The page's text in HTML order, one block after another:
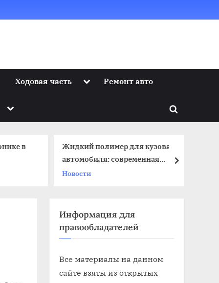
Ходовая часть ToggleРемонт авто
Toggle
menu
Toggle
в
Жидкий полимер для кузова
автомобиля: современная
защита и блеск
Новости
next
Информация для
правообладателей
Все материалы на данном
сайте взяты из открытых